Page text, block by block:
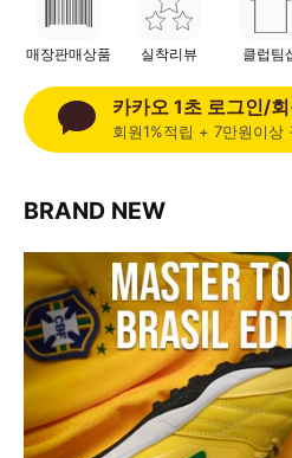
매장판매상품 실착리뷰 클럽팀
카카오 1초 로그인/
회원1%적립 + 7만원이상
BRAND NEW